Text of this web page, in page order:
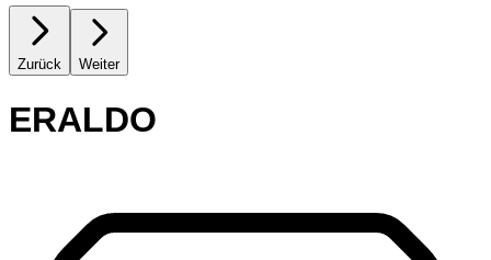
Zurück Weiter
ERALDO